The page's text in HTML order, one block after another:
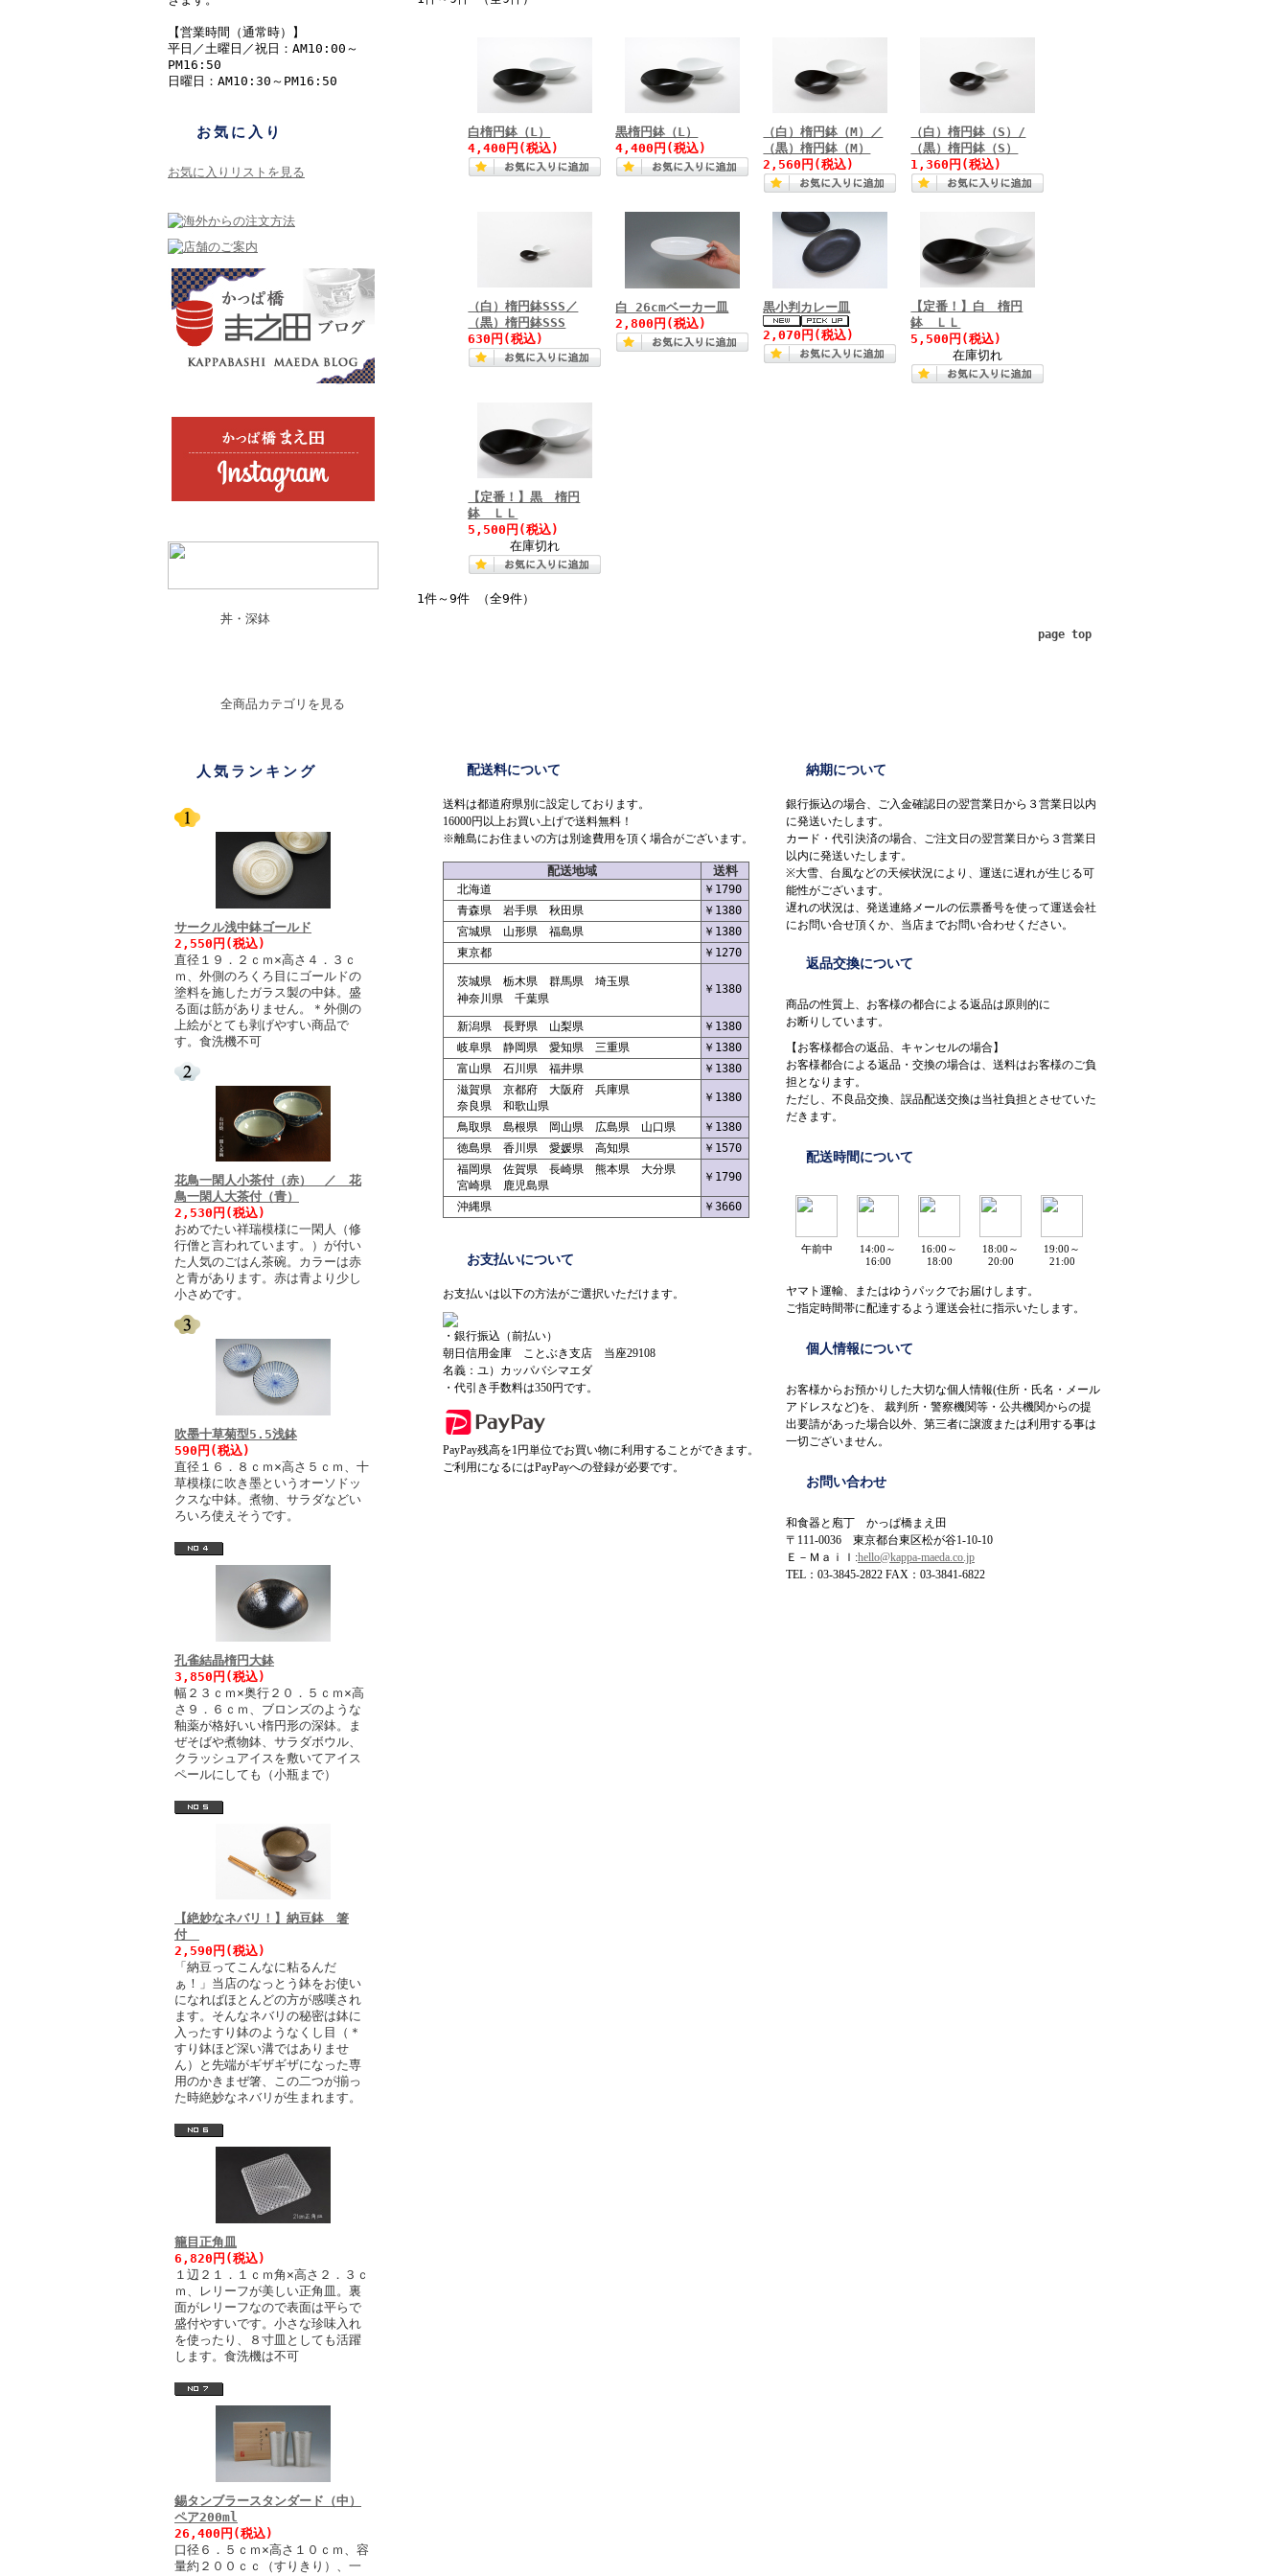
【営業時間（通常時）】
平日／土曜日／祝日：AM10:00～
PM16:50
日曜日：AM10:30～PM16:50
お気に入り
お気に入りリストを見る
丼・深鉢
全商品カテゴリを見る
人気ランキング
サークル浅中鉢ゴールド
2,550円(税込)
直径１９．２ｃｍ×高さ４．３ｃ
ｍ、外側のろくろ目にゴールドの
塗料を施したガラス製の中鉢。盛
る面は筋がありません。＊外側の
上絵がとても剥げやすい商品で
す。食洗機不可
花鳥一閑人小茶付（赤） ／ 花
鳥一閑人大茶付（青）
2,530円(税込)
おめでたい祥瑞模様に一閑人（修
行僧と言われています。）が付い
た人気のごはん茶碗。カラーは赤
と青があります。赤は青より少し
小さめです。
吹墨十草菊型5.5浅鉢
590円(税込)
直径１６．８ｃｍ×高さ５ｃｍ、十
草模様に吹き墨というオーソドッ
クスな中鉢。煮物、サラダなどい
ろいろ使えそうです。
孔雀結晶楕円大鉢
3,850円(税込)
幅２３ｃｍ×奥行２０．５ｃｍ×高
さ９．６ｃｍ、ブロンズのような
釉薬が格好いい楕円形の深鉢。ま
ぜそばや煮物鉢、サラダボウル、
クラッシュアイスを敷いてアイス
ペールにしても（小瓶まで）
【絶妙なネバリ！】納豆鉢 箸
付
2,590円(税込)
「納豆ってこんなに粘るんだ
ぁ！」当店のなっとう鉢をお使い
になればほとんどの方が感嘆され
ます。そんなネバリの秘密は鉢に
入ったすり鉢のようなくし目（＊
すり鉢ほど深い溝ではありませ
ん）と先端がギザギザになった専
用のかきまぜ箸、この二つが揃っ
た時絶妙なネバリが生まれます。
籠目正角皿
6,820円(税込)
１辺２１．１ｃｍ角×高さ２．３ｃ
ｍ、レリーフが美しい正角皿。裏
面がレリーフなので表面は平らで
盛付やすいです。小さな珍味入れ
を使ったり、８寸皿としても活躍
します。食洗機は不可
錫タンブラースタンダード（中）
ペア200ml
26,400円(税込)
口径６．５ｃｍ×高さ１０ｃｍ、容
量約２００ｃｃ（すりきり）、一
白楕円鉢（L）
4,400円(税込)
黒楕円鉢（L）
4,400円(税込)
（白）楕円鉢（M）／
（黒）楕円鉢（M）
2,560円(税込)
（白）楕円鉢（S）/
（黒）楕円鉢（S）
1,360円(税込)
（白）楕円鉢SSS／
（黒）楕円鉢SSS
630円(税込)
白 26cmベーカー皿
2,800円(税込)
黒小判カレー皿
2,070円(税込)
【定番！】白 楕円
鉢 ＬＬ
5,500円(税込)
在庫切れ
【定番！】黒 楕円
鉢 ＬＬ
5,500円(税込)
在庫切れ
1件～9件 （全9件）
page top
配送料について
送料は都道府県別に設定しております。
16000円以上お買い上げで送料無料！
※離島にお住まいの方は別途費用を頂く場合がございます。
配送地域 送料
北海道
￥1790
青森県 岩手県 秋田県
￥1380
宮城県 山形県 福島県
￥1380
東京都
￥1270
茨城県 栃木県 群馬県 埼玉県
神奈川県 千葉県
￥1380
新潟県 長野県 山梨県
￥1380
岐阜県 静岡県 愛知県 三重県
￥1380
富山県 石川県 福井県
￥1380
滋賀県 京都府 大阪府 兵庫県
奈良県 和歌山県
￥1380
鳥取県 島根県 岡山県 広島県 山口県
￥1380
徳島県 香川県 愛媛県 高知県
￥1570
福岡県 佐賀県 長崎県 熊本県 大分県
宮崎県 鹿児島県
￥1790
沖縄県 ￥3660
お支払いについて
お支払いは以下の方法がご選択いただけます。
・銀行振込（前払い）
朝日信用金庫 ことぶき支店 当座29108
名義：ユ）カッパバシマエダ
・代引き手数料は350円です。
PayPay残高を1円単位でお買い物に利用することができます。
ご利用になるにはPayPayへの登録が必要です。
納期について
銀行振込の場合、ご入金確認日の翌営業日から３営業日以内
に発送いたします。
カード・代引決済の場合、ご注文日の翌営業日から３営業日
以内に発送いたします。
※大雪、台風などの天候状況により、運送に遅れが生じる可
能性がございます。
遅れの状況は、発送連絡メールの伝票番号を使って運送会社
にお問い合せ頂くか、当店までお問い合わせください。
返品交換について
商品の性質上、お客様の都合による返品は原則的に
お断りしています。
【お客様都合の返品、キャンセルの場合】
お客様都合による返品・交換の場合は、送料はお客様のご負
担となります。
ただし、不良品交換、誤品配送交換は当社負担とさせていた
だきます。
配送時間について
午前中
14:00～
16:00
16:00～
18:00
18:00～
20:00
19:00～
21:00
ヤマト運輸、またはゆうパックでお届けします。
ご指定時間帯に配達するよう運送会社に指示いたします。
個人情報について
お客様からお預かりした大切な個人情報(住所・氏名・メール
アドレスなど)を、 裁判所・警察機関等・公共機関からの提
出要請があった場合以外、第三者に譲渡または利用する事は
一切ございません。
お問い合わせ
和食器と庖丁 かっぱ橋まえ田
〒111-0036 東京都台東区松が谷1-10-10
Ｅ－Ｍａｉｌ:hello@kappa-maeda.co.jp
TEL：03-3845-2822 FAX：03-3841-6822